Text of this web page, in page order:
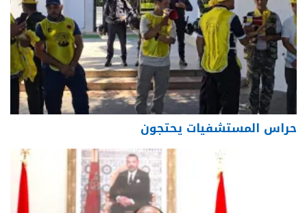
حراس المستشفيات يحتجون